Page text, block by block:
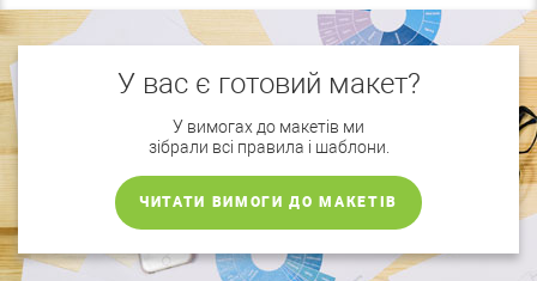
У вас є готовий макет?
У вимогах до макетів ми
зібрали всі правила і шаблони.
ЧИТАТИ ВИМОГИ ДО МАКЕТІВ